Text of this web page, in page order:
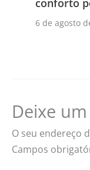
conforto
6 de agosto
Deixe
O seu endereço
Campos